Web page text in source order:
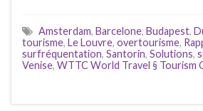
Amsterdam, Barcelone, Budapest,
tourisme, Le Louvre, overtourisme,
surfréquentation, Santorin, Solutions,
Venise, WTTC World Travel § Tourism